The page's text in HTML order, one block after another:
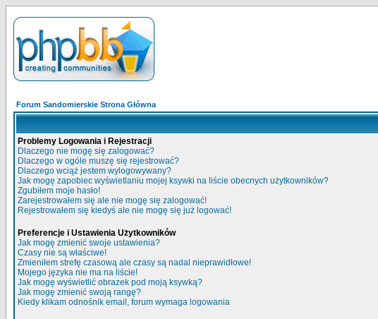
Forum Sandomierskie Strona Główna
Problemy Logowania i Rejestracji
Dlaczego nie mogę się zalogować?
Dlaczego w ogóle muszę się rejestrować?
Dlaczego wciąż jestem wylogowywany?
Jak mogę zapobiec wyświetlaniu mojej ksywki na liście obecnych użytkowników?
Zgubiłem moje hasło!
Zarejestrowałem się ale nie mogę się zalogować!
Rejestrowałem się kiedyś ale nie mogę się już logować!
Preferencje i Ustawienia Użytkowników
Jak mogę zmienić swoje ustawienia?
Czasy nie są właściwe!
Zmieniłem strefę czasową ale czasy są nadal nieprawidłowe!
Mojego języka nie ma na liście!
Jak mogę wyświetlić obrazek pod moją ksywką?
Jak mogę zmienić swoją rangę?
Kiedy klikam odnośnik email, forum wymaga logowania